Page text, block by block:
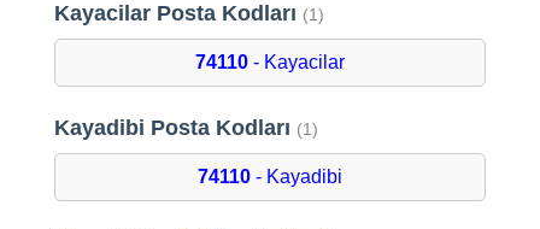
Kayacilar Posta Kodları (1)
74110- Kayacilar
Kayadibi Posta Kodları (1)
74110- Kayadibi